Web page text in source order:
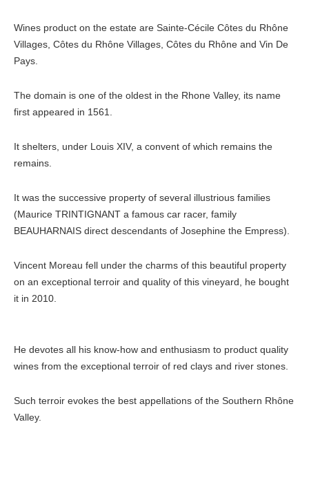
Wines product on the estate are Sainte-Cécile Côtes du Rhône
Villages, Côtes du Rhône Villages, Côtes du Rhône and Vin De
Pays.
The domain is one of the oldest in the Rhone Valley, its name
first appeared in 1561.
It shelters, under Louis XIV, a convent of which remains the
remains.
It was the successive property of several illustrious families
(Maurice TRINTIGNANT a famous car racer, family
BEAUHARNAIS direct descendants of Josephine the Empress).
Vincent Moreau fell under the charms of this beautiful property
on an exceptional terroir and quality of this vineyard, he bought
it in 2010.
He devotes all his know-how and enthusiasm to product quality
wines from the exceptional terroir of red clays and river stones.
Such terroir evokes the best appellations of the Southern Rhône
Valley.